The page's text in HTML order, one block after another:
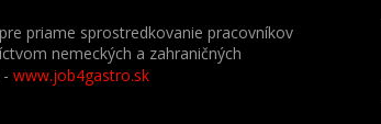
priame sprostredkovanie pracovníkov
nemeckých a zahraničných
-www.job4gastro.sk